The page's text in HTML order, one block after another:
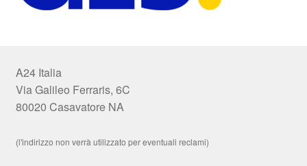
A24 Italia
Via Galileo Ferraris, 6C
80020 Casavatore NA
(l'indirizzo non verrà utilizzato per eventuali reclami)